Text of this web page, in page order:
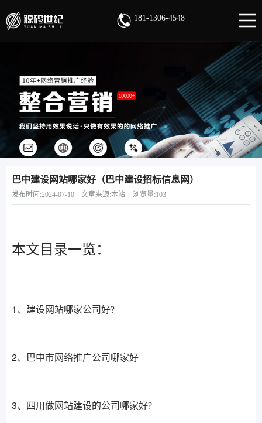
181-1306-4548
巴中建设网站哪家好（巴中建设招标信息网）
发布时间:2024-07-10 文章来源:本站 浏览量:103
本文目录一览：
1、 建设网站哪家公司好?
2、 巴中市网络推广公司哪家好
3、 四川做网站建设的公司哪家好?